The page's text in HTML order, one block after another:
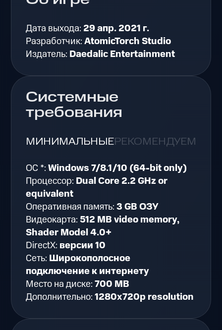
Дата выхода: 29 апр. 2021 г.
Разработчик:AtomicTorch Studio
Издатель: Daedalic Entertainment
Системные
требования
МИНИМАЛЬНЫЕРЕКОМЕНДУЕМЫЕ
ОС *:Windows 7/8.1/10 (64-bit only)
Процессор: Dual Core 2.2 GHz or
equivalent
Оперативная память:3 GB ОЗУ
Видеокарта:512 MB video memory,
Shader Model 4.0+
DirectX: версии 10
Сеть: Широкополосное
подключение к интернету
Место на диске:700 MB
Дополнительно:1280x720p resolution